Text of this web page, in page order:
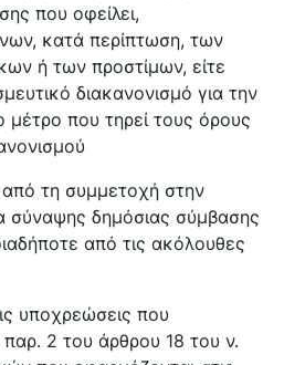
που οφείλει,
κατά περίπτωση, των
ή των προστίμων, είτε
διακανονισμό για την
μέτρο που τηρεί τους όρους
από τη συμμετοχή στην
σύναψης δημόσιας σύμβασης
από τις ακόλουθες
υποχρεώσεις που
2 του άρθρου 18 του ν.